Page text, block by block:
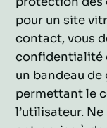
pour un site
contact, vous
confidentialité
un bandeau
permettant le
l’utilisateur.